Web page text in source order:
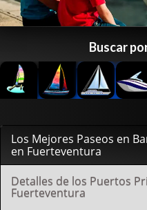
Buscar
Los Mejores Paseos en
en Fuerteventura
Detalles de los Puertos
Fuerteventura